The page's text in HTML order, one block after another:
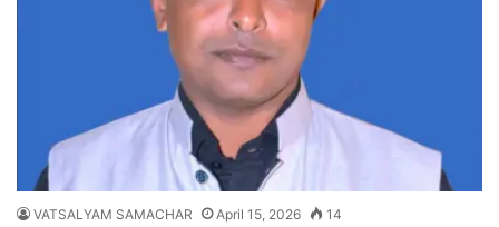
VATSALYAM SAMACHAR April 15, 2026 14